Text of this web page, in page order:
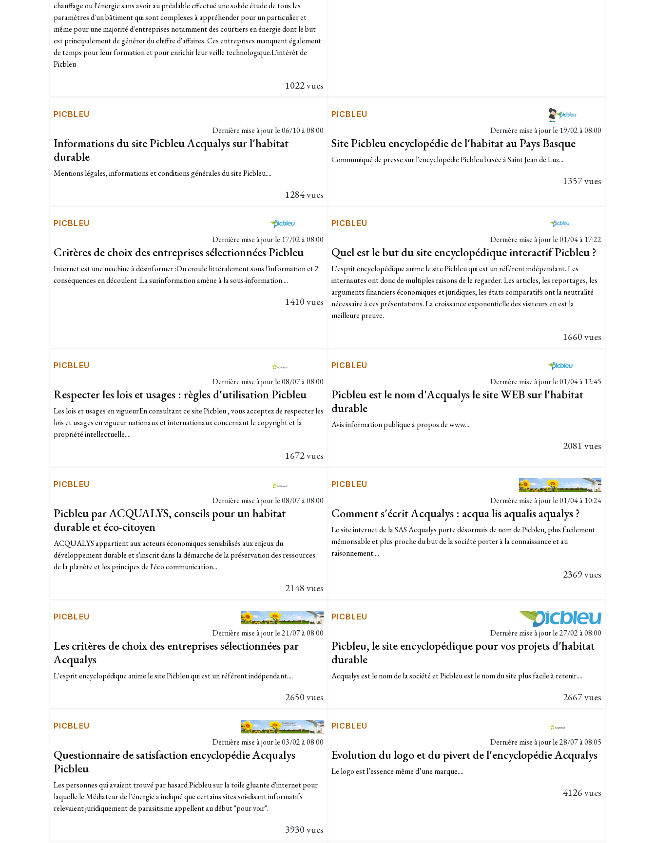
chauffage ou l'énergie sans avoir au préalable effectué une solide étude de tous les
paramètres d'un bâtiment qui sont complexes à appréhender pour un particulier et
même pour une majorité d'entreprises notamment des courtiers en énergie dont le but
est principalement de générer du chiffre d'affaires. Ces entreprises manquent également
de temps pour leur formation et pour enrichir leur veille technologique.L'intérêt de
Picbleu
1022 vues
PICBLEU
Dernière mise à jour le06/10 à 08:00
Informations du site Picbleu Acqualys sur l'habitat
durable
Mentions légales, informations et conditions générales du site Picbleu....
1284 vues
PICBLEU
Dernière mise à jour le 19/02 à 08:00
Site Picbleu encyclopédie de l'habitat au Pays Basque
Communiqué de presse sur l'encyclopédie Picbleu basée à Saint Jean de Luz....
1357 vues
PICBLEU
Dernière mise à jour le 17/02 à 08:00
Critères de choix des entreprises sélectionnées Picbleu
Internet est une machine à désinformer :On croule littéralement sous l'information et 2
conséquences en découlent :La surinformation amène à la sous-information....
1410 vues
PICBLEU
Dernière mise à jour le01/04 à 17:22
Quel est le but du site encyclopédique interactif Picbleu ?
L'esprit encyclopédique anime le site Picbleu qui est un référent indépendant. Les
internautes ont donc de multiples raisons de le regarder. Les articles, les reportages, les
arguments financiers économiques et juridiques, les états comparatifs ont la neutralité
nécessaire à ces présentations. La croissance exponentielle des visiteurs en est la
meilleure preuve.
1660 vues
PICBLEU
Dernière mise à jour le08/07 à 08:00
Respecter les lois et usages : règles d'utilisation Picbleu
Les lois et usages en vigueurEn consultant ce site Picbleu , vous acceptez de respecter les
lois et usages en vigueur nationaux et internationaux concernant le copyright et la
propriété intellectuelle....
1672 vues
PICBLEU
Dernière mise à jour le01/04 à 12:45
Picbleu est le nom d'Acqualys le site WEB sur l'habitat
durable
Avis information publique à propos de www....
2081 vues
PICBLEU
Dernière mise à jour le08/07 à 08:00
Picbleu par ACQUALYS, conseils pour un habitat
durable et éco-citoyen
ACQUALYS appartient aux acteurs économiques sensibilisés aux enjeux du
développement durable et s'inscrit dans la démarche de la préservation des ressources
de la planète et les principes de l'éco communication....
2148 vues
PICBLEU
Dernière mise à jour le01/04 à 10:24
Comment s'écrit Acqualys : acqua lis aqualis aqualys ?
Le site internet de la SAS Acqualys porte désormais de nom de Picbleu, plus facilement
mémorisable et plus proche du but de la société porter à la connaissance et au
raisonnement....
2369 vues
PICBLEU
Dernière mise à jour le21/07 à 08:00
Les critères de choix des entreprises sélectionnées par
Acqualys
L'esprit encyclopédique anime le site Picbleu qui est un référent indépendant....
2650 vues
PICBLEU
Dernière mise à jour le27/02 à 08:00
Picbleu, le site encyclopédique pour vos projets d'habitat
durable
Acqualys est le nom de la société et Picbleu est le nom du site plus facile à retenir....
2667 vues
PICBLEU
Dernière mise à jour le03/02 à 08:00
Questionnaire de satisfaction encyclopédie Acqualys
Picbleu
Les personnes qui avaient trouvé par hasard Picbleu sur la toile gluante d'internet pour
laquelle le Médiateur de l'énergie a indiqué que certains sites soi-disant informatifs
relevaient juridiquement de parasitisme appellent au début "pour voir".
3930 vues
PICBLEU
Dernière mise à jour le28/07 à 08:05
Evolution du logo et du pivert de l'encyclopédie Acqualys
Le logo est l’essence même d’une marque....
4126 vues